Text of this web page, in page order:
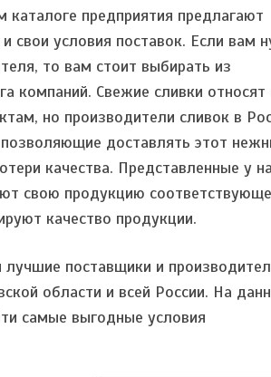
предприятия предлагают
свои условия поставок. Если вам
то вам стоит выбирать из
компаний. Свежие сливки относят
но производители сливок в
доставлять этот
качества. Представленные у
свою продукцию
качество продукции.
поставщики и
области и всей России. На
самые выгодные условия